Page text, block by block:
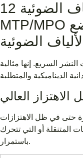
12 مجموعة من الألياف الضوئية
MTP/MPO أحادية الوضع IP68 موصلة
السريع. إنها مثالية
العالي
حتى في ظل الاهتزازات
المتنقلة أو التي تتحرك
باستمرار.